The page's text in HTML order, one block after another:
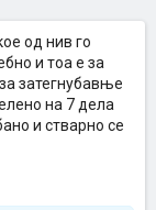
од нив го
и тоа е за
затегнубавње
на 7 дела
и стварно се